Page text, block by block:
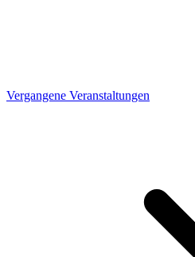
Vergangene Veranstaltungen